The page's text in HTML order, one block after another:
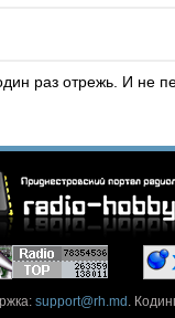
раз отрежь. И не
support@rh.md .